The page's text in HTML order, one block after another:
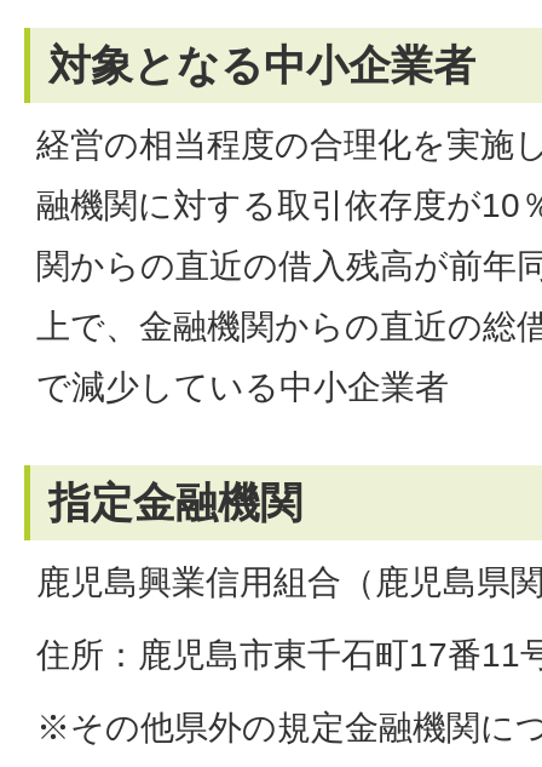
対象となる中小企業者
経営の相当程度の合理化を実施
融機関に対する取引依存度が10
関からの直近の借入残高が前年
上で、金融機関からの直近の総
で減少している中小企業者
指定金融機関
鹿児島興業信用組合（鹿児島県
住所：鹿児島市東千石町17番11
※その他県外の規定金融機関に